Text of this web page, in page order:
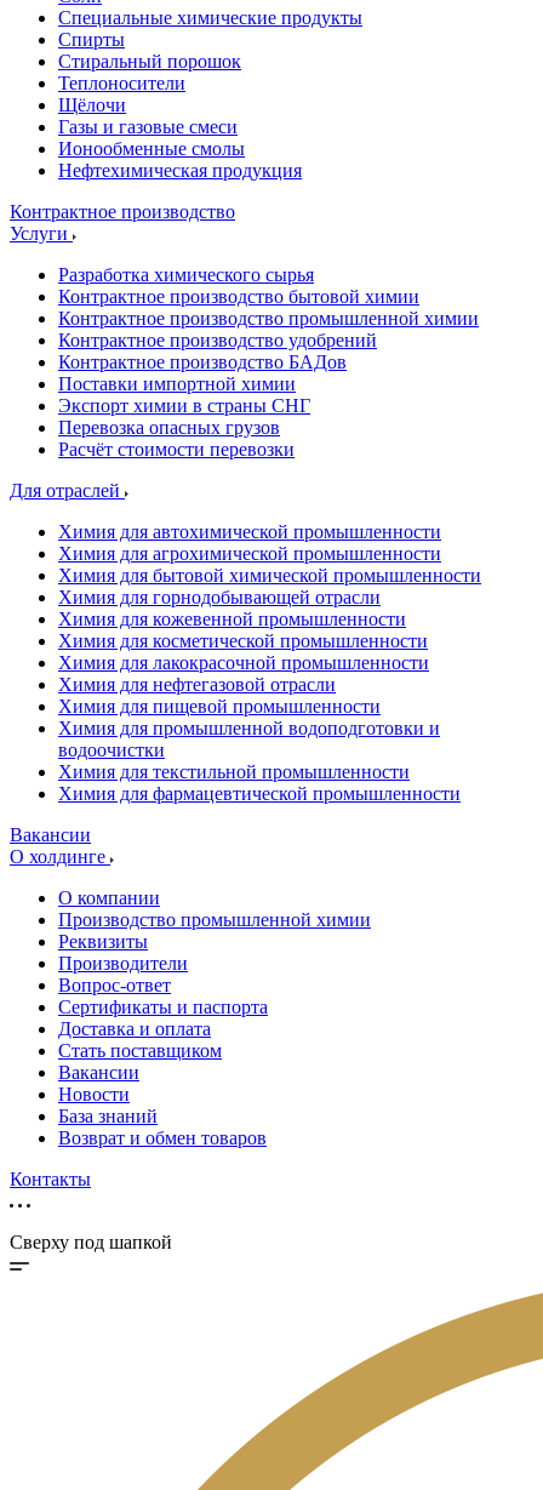
Специальные химические продукты
Спирты
Стиральный порошок
Теплоносители
Щёлочи
Газы и газовые смеси
Ионообменные смолы
Нефтехимическая продукция
Контрактное производство
Услуги
Разработка химического сырья
Контрактное производство бытовой химии
Контрактное производство промышленной химии
Контрактное производство удобрений
Контрактное производство БАДов
Поставки импортной химии
Экспорт химии в страны СНГ
Перевозка опасных грузов
Расчёт стоимости перевозки
Для отраслей
Химия для автохимической промышленности
Химия для агрохимической промышленности
Химия для бытовой химической промышленности
Химия для горнодобывающей отрасли
Химия для кожевенной промышленности
Химия для косметической промышленности
Химия для лакокрасочной промышленности
Химия для нефтегазовой отрасли
Химия для пищевой промышленности
Химия для промышленной водоподготовки и
водоочистки
Химия для текстильной промышленности
Химия для фармацевтической промышленности
Вакансии
О холдинге
О компании
Производство промышленной химии
Реквизиты
Производители
Вопрос-ответ
Сертификаты и паспорта
Доставка и оплата
Стать поставщиком
Вакансии
Новости
База знаний
Возврат и обмен товаров
Контакты
Сверху под шапкой